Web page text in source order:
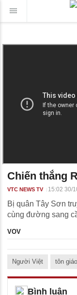
Chiến thắng
VTC NEWS TV 15:02 30/
Bị quân Tây Sơn
cùng đường sang
VOV
Người Việt tôn giáo
Bình luận